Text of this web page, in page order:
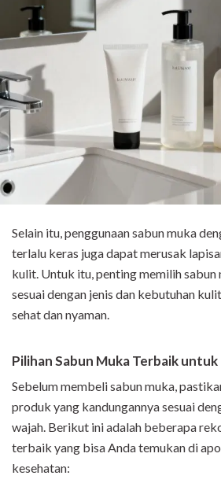
Selain itu, penggunaan sabun muka
terlalu keras juga dapat merusak
kulit. Untuk itu, penting memilih
sesuai dengan jenis dan kebutuhan
sehat dan nyaman.
Pilihan Sabun Muka Terbaik
Sebelum membeli sabun muka,
produk yang kandungannya sesuai
wajah. Berikut ini adalah beberapa
terbaik yang bisa Anda temukan di
kesehatan: